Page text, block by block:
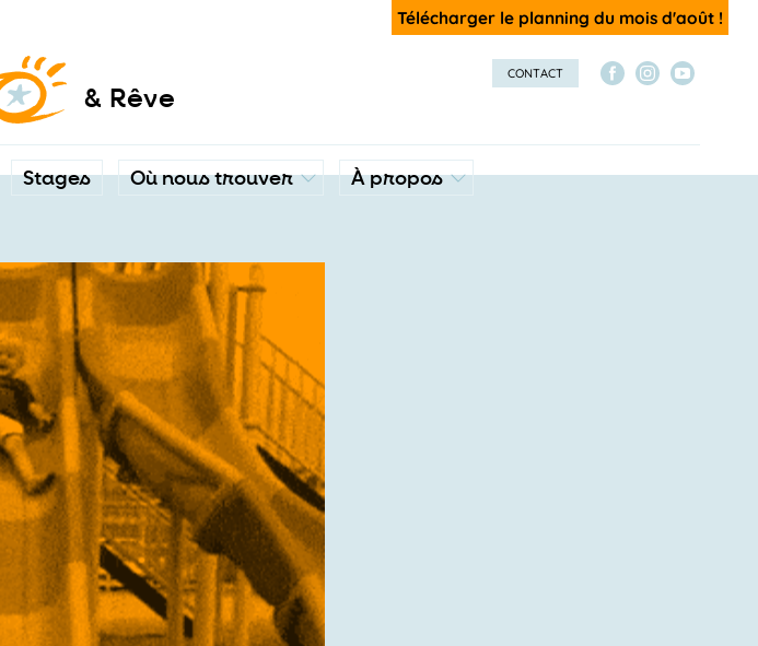
Télécharger le planning du mois d'août !
& Rêve
Stages Où nous trouver À propos
CONTACT